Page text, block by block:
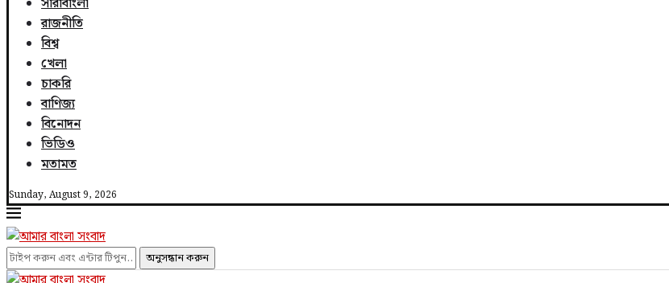
রাজনীতি
বিশ্ব
খেলা
চাকরি
বাণিজ্য
বিনোদন
ভিডিও
মতামত
Sunday, August 9, 2026
অনুসন্ধান করুন